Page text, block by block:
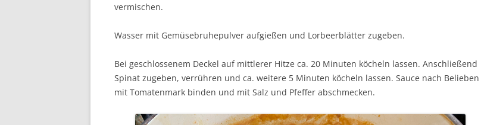
vermischen.
Wasser mit Gemüsebruhepulver aufgießen und Lorbeerblätter zugeben.
Bei geschlossenem Deckel auf mittlerer Hitze ca. 20 Minuten köcheln lassen. Anschließend
Spinat zugeben, verrühren und ca. weitere 5 Minuten köcheln lassen. Sauce nach Belieben
mit Tomatenmark binden und mit Salz und Pfeffer abschmecken.